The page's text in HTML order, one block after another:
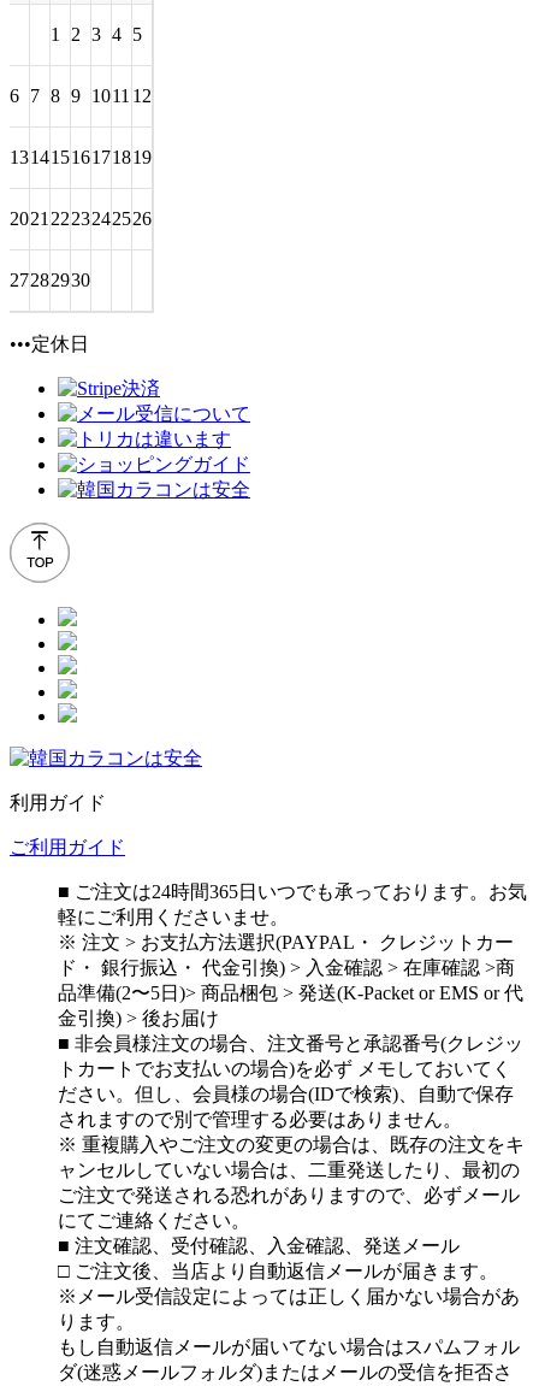
1 2 3 4 5
6 7 8 9 1011 12
13141516171819
2021 2223242526
27282930
•••定休日
利用ガイド
ご利用ガイド
■ ご注文は24時間365日いつでも承っております。お気
軽にご利用くださいませ。
※ 注文 > お支払方法選択(PAYPAL・ クレジットカー
ド・ 銀行振込・ 代金引換) > 入金確認 > 在庫確認 >商
品準備(2〜5日)> 商品梱包 > 発送(K-Packet or EMS or 代
金引換) > 後お届け
■ 非会員様注文の場合、注文番号と承認番号(クレジッ
トカートでお支払いの場合)を必ず メモしておいてく
ださい。但し、会員様の場合(IDで検索)、自動で保存
されますので別で管理する必要はありません。
※ 重複購入やご注文の変更の場合は、既存の注文をキ
ャンセルしていない場合は、二重発送したり、最初の
ご注文で発送される恐れがありますので、必ずメール
にてご連絡ください。
■ 注文確認、受付確認、入金確認、発送メール
□ ご注文後、当店より自動返信メールが届きます。
※メール受信設定によっては正しく届かない場合があ
ります。
もし自動返信メールが届いてない場合はスパムフォル
ダ(迷惑メールフォルダ)またはメールの受信を拒否さ